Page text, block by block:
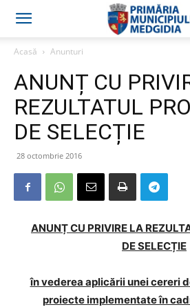
Acasă Anunturi
ANUNȚ CU
REZULTATUL
DE SELECȚIE
28 octombrie 2016
ANUNȚ CU PRIVIRE LA
DE SELECȚIE
în vederea aplicării unei cereri
proiecte implementate în